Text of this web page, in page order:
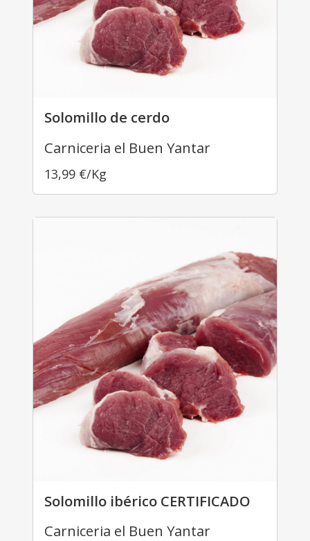
Solomillo de cerdo
Carniceria el Buen Yantar
13,99 €/Kg
Solomillo ibérico CERTIFICADO
Carniceria el Buen Yantar